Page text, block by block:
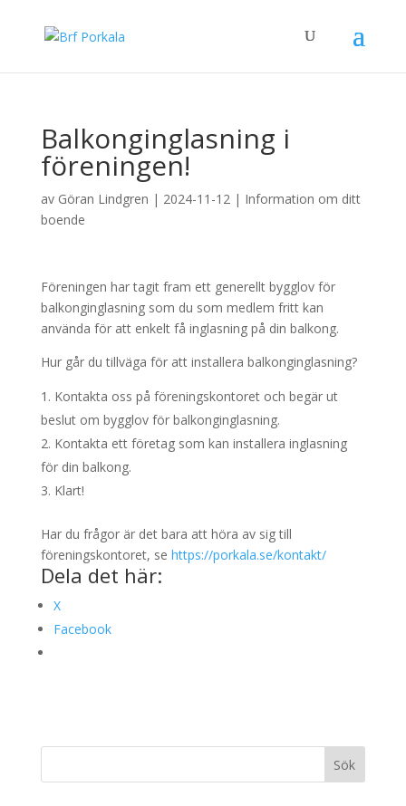
Balkonginglasning i
föreningen!
av Göran Lindgren | 2024-11-12| Information om ditt
boende
Föreningen har tagit fram ett generellt bygglov för
balkonginglasning som du som medlem fritt kan
använda för att enkelt få inglasning på din balkong.
Hur går du tillväga för att installera balkonginglasning?
Kontakta oss på föreningskontoret och begär ut
beslut om bygglov för balkonginglasning.
Kontakta ett företag som kan installera inglasning
för din balkong.
Klart!
Har du frågor är det bara att höra av sig till
föreningskontoret, se https://porkala.se/kontakt/
Dela det här:
X
Facebook